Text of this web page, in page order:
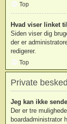
Top
Hvad viser linket
Siden viser dig
der er
redigerer.
Top
Private
Jeg kan ikke
Der er tre
boardadministrator